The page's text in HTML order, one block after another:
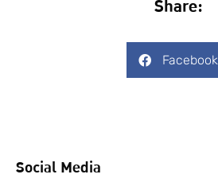
Share:
Facebook
Social Media